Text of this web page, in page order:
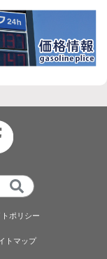
ポリシー
トマップ